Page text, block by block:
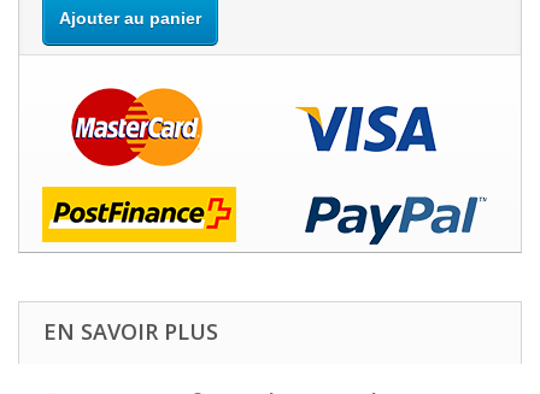
Ajouter au panier
EN SAVOIR PLUS